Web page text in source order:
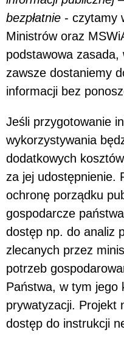
bezpłatnie - czytamy
Ministrów oraz
podstawowa
zawsze dostaniemy
informacji bez
Jeśli przygotowanie
wykorzystywania
dodatkowych
za jej udostępnienie.
ochronę porządku
gospodarcze
dostęp np. do analiz
zlecanych przez
potrzeb
Państwa, w tym jego
prywatyzacji. Projekt
dostęp do instrukcji